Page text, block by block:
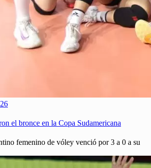
el bronce en la Copa Sudamericana
femenino de vóley venció por 3 a 0 a su